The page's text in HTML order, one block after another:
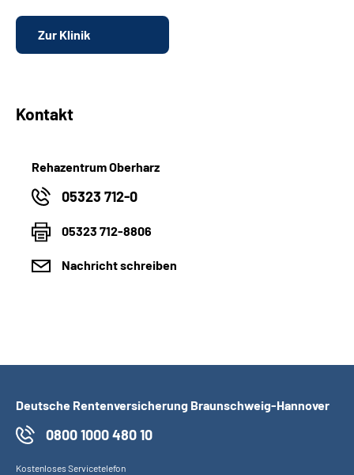
Zur Klinik
Kontakt
Rehazentrum Oberharz
05323 712-0
05323 712-8806
Nachricht schreiben
Deutsche Rentenversicherung Braunschweig-Hannover
0800 1000 480 10
Kostenloses Servicetelefon